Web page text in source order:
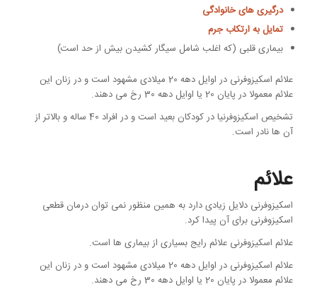
درگیری های خانوادگی
تمایل به ارتکاب جرم
بیماری قلبی (که اغلب شامل سیگار کشیدن بیش از حد است)
علائم اسکیزوفرنی در اوایل دهه 20 میلادی مشهود است و در زنان این
علائم معمولا در پایان 20 یا اوایل دهه 30 رخ می دهند.
تشخیص اسکیزوفرنیا در کودکان بعید است و در افراد 40 ساله و بالاتر از
آن ها نادر است.
علائم
اسکیزوفرنی دلایل زیادی دارد به همین منظور نمی توان درمان قطعی
اسکیزوفرنی برای آن پیدا کرد.
علائم اسکیزوفرنی علائم رایج بسیاری از بیماری ها است.
علائم اسکیزوفرنی در اوایل دهه 20 میلادی مشهود است و در زنان این
علائم معمولا در پایان 20 یا اوایل دهه 30 رخ می دهند.